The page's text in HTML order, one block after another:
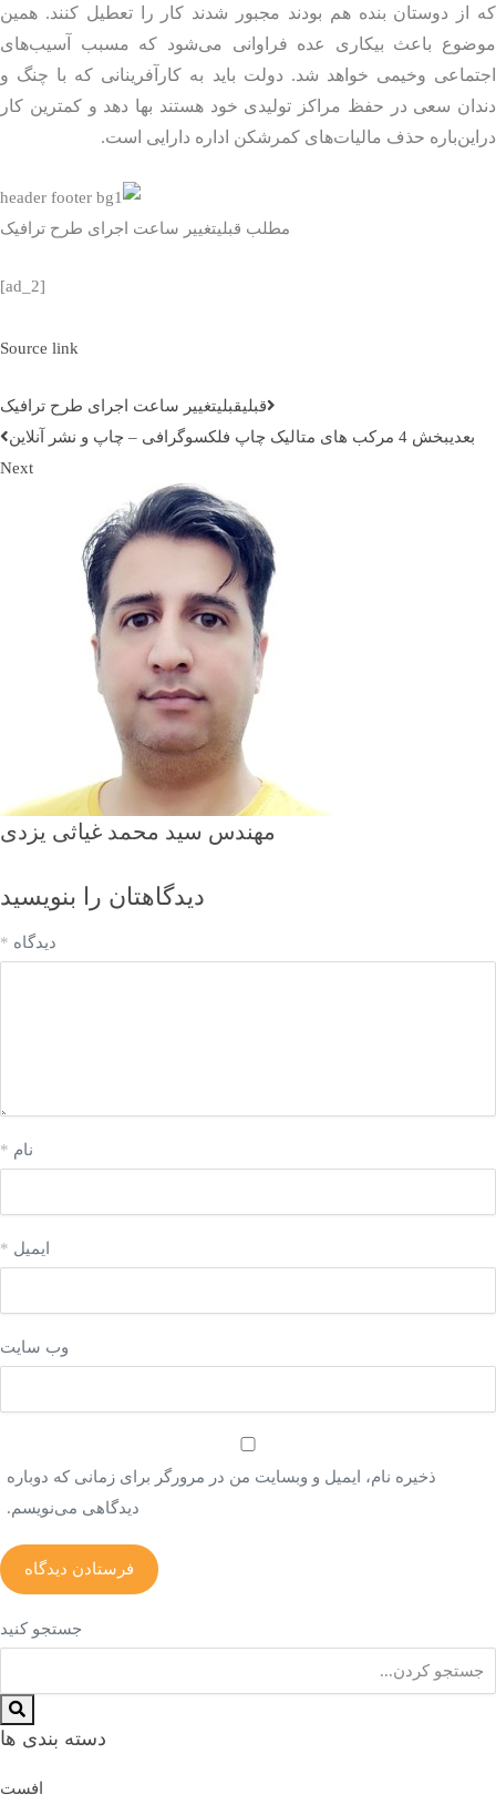
از دوستان بنده هم بودند مجبور شدند کار را تعطیل کنند.همین
باعث بیکاری عده‌ فراوانی می‌شود که مسبب آسیب‌های
وخیمی خواهد شد. دولت باید به کارآفرینانی که با چنگ و
سعی در حفظ مراکز تولیدی خود هستند بها دهد و کمترین کار
حذف مالیات‌های کمرشکن اداره دارایی است.
مطلب قبلیتغییر ساعت اجرای طرح ترافیک
Source link
قبليقبلیتغییر ساعت اجرای طرح ترافیک
بعدیبخش 4 مرکب های متالیک چاپ فلکسوگرافی – چاپ و نشر آنلاین
Next
مهندس سید محمد غیاثی یزدی
دیدگاهتان را بنویسید
دیدگاه*
نام*
ایمیل*
وب‌ سایت
ذخیره نام، ایمیل و وبسایت من در مرورگر برای زمانی که دوباره
دیدگاهی می‌نویسم.
جستجو کنید
دسته بندی ها
افست